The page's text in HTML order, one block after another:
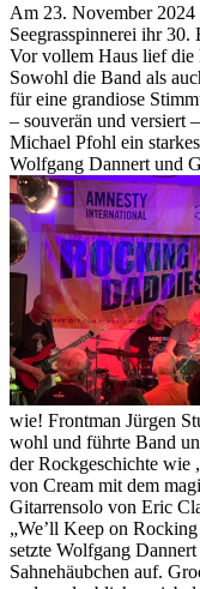
Am 23. November
Seegrasspinnerei ihr
Vor vollem Haus lief die
Sowohl die Band als
für eine grandiose
– souverän und versiert
Michael Pfohl ein
Wolfgang Dannert und
wie! Frontman Jürgen
wohl und führte Band
der Rockgeschichte wie
von Cream mit dem
Gitarrensolo von Eric
„We’ll Keep on
setzte Wolfgang
Sahnehäubchen auf.